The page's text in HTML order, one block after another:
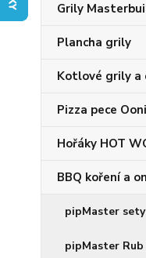
Grily
Plancha grily
Kotlové grily a
Pizza pece Ooni
Hořáky HOT
BBQ koření a
pipMaster sety
pipMaster Rub